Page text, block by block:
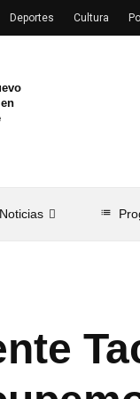
Noticias list
Deportes Cultura